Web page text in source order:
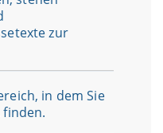
zur
in dem Sie